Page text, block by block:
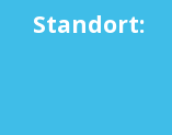
Standort: